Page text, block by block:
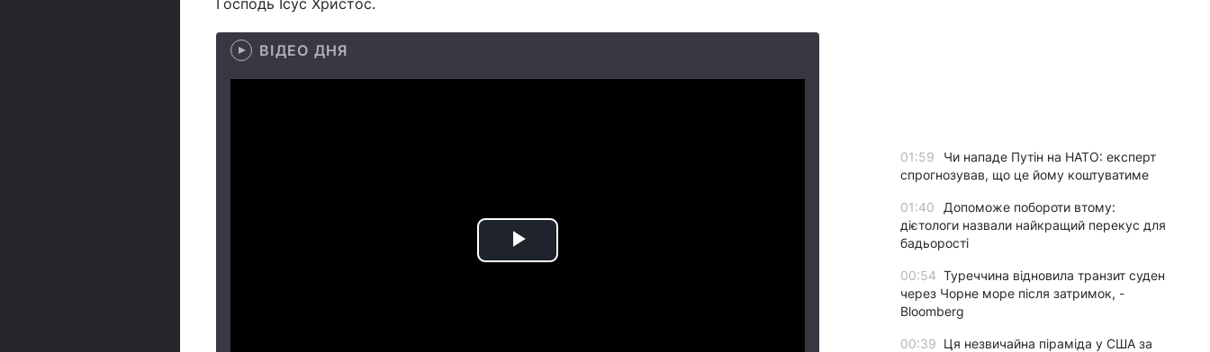
Господь Ісус Христос.
ВІДЕО ДНЯ
Play
01:59
Чи нападе Путін на НАТО: експерт
спрогнозував, що це йому коштуватиме
01:40
Допоможе побороти втому:
дієтологи назвали найкращий перекус для
бадьорості
00:54 Туреччина відновила транзит суден
через Чорне море після затримок, -
Bloomberg
00:39 Ця незвичайна піраміда у США за